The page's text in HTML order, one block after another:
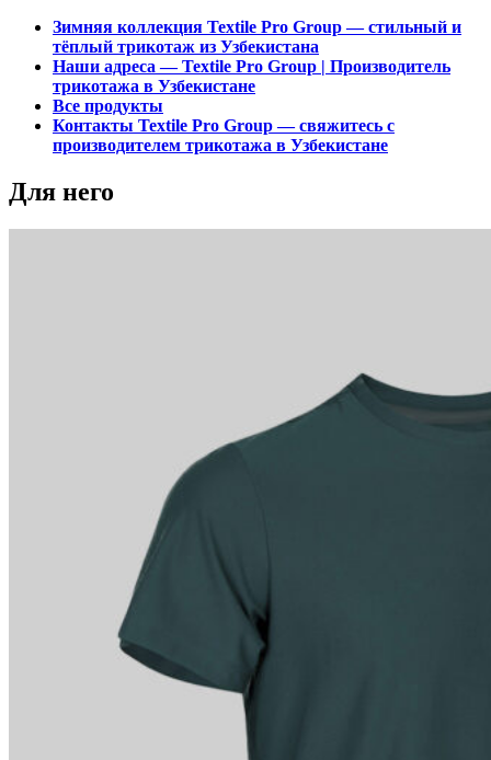
Зимняя коллекция Textile Pro Group — стильный и
тёплый трикотаж из Узбекистана
Наши адреса — Textile Pro Group | Производитель
трикотажа в Узбекистане
Все продукты
Контакты Textile Pro Group — свяжитесь с
производителем трикотажа в Узбекистане
Для него